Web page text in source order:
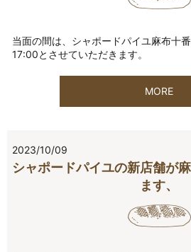
当面の間は、シャポードパイユ麻布十
17:00とさせていただきます。
MORE
2023/10/09
シャポードパイユの新店舗が
ます、